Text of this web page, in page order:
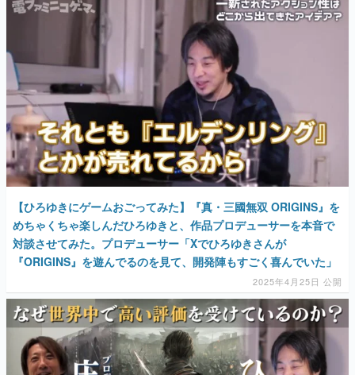
【ひろゆきにゲームおごってみた】『真・三國無双 ORIGINS』を
めちゃくちゃ楽しんだひろゆきと、作品プロデューサーを本音で
対談させてみた。プロデューサー「Xでひろゆきさんが
『ORIGINS』を遊んでるのを見て、開発陣もすごく喜んでいた」
2025年4月25日 公開